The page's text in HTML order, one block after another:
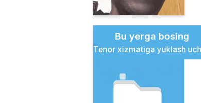
Bu yerga bosing
Tenor xizmatiga yuklash